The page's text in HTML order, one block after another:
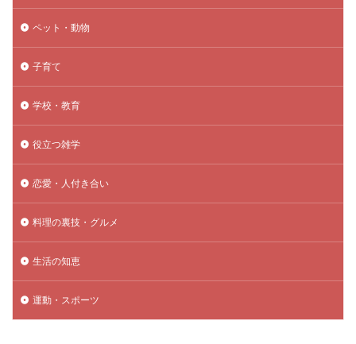
ペット・動物
子育て
学校・教育
役立つ雑学
恋愛・人付き合い
料理の裏技・グルメ
生活の知恵
運動・スポーツ